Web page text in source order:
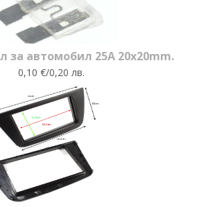
за автомобил 25A 20x20mm.
0,10 €/0,20 лв.